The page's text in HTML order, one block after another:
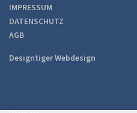
IMPRESSUM
DATENSCHUTZ
AGB
Designtiger Webdesign